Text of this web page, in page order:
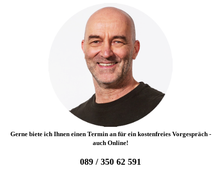
Gerne biete ich Ihnen einen Termin an für ein kostenfreies Vorgespräch -
auch Online!
089 / 350 62 591